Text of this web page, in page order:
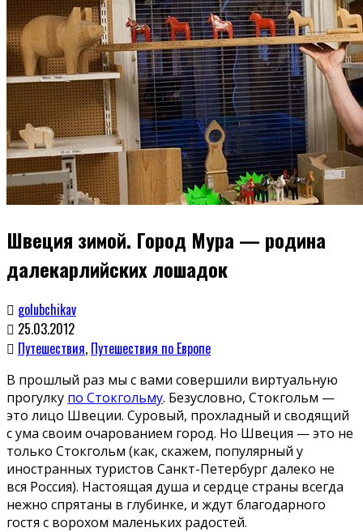
Швеция зимой. Город Мура — родина
далекарлийских лошадок
golubchikav
25.03.2012
Путешествия, Путешествия по Европе
В прошлый раз мы с вами совершили виртуальную
прогулку по Стокгольму. Безусловно, Стокгольм —
это лицо Швеции. Суровый, прохладный и сводящий
с ума своим очарованием город. Но Швеция — это не
только Стокгольм (как, скажем, популярный у
иностранных туристов Санкт-Петербург далеко не
вся Россия). Настоящая душа и сердце страны всегда
нежно спрятаны в глубинке, и ждут благодарного
гостя с ворохом маленьких радостей.